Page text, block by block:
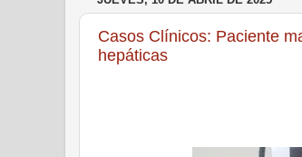
Casos Clínicos: Paciente
hepáticas